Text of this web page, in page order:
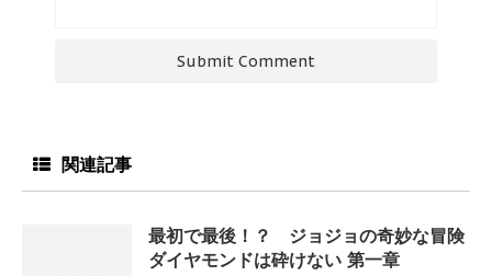
関連記事
最初で最後！？ ジョジョの奇妙な冒険
ダイヤモンドは砕けない 第一章